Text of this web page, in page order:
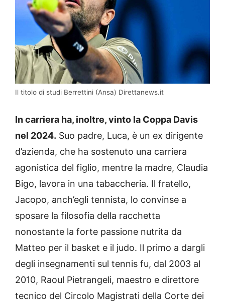
Il titolo di studi Berrettini (Ansa) Direttanews.it
In carriera ha, inoltre, vinto la Coppa Davis
nel 2024. Suo padre, Luca, è un ex dirigente
d’azienda, che ha sostenuto una carriera
agonistica del figlio, mentre la madre, Claudia
Bigo, lavora in una tabaccheria. Il fratello,
Jacopo, anch’egli tennista, lo convinse a
sposare la filosofia della racchetta
nonostante la forte passione nutrita da
Matteo per il basket e il judo. Il primo a dargli
degli insegnamenti sul tennis fu, dal 2003 al
2010, Raoul Pietrangeli, maestro e direttore
tecnico del Circolo Magistrati della Corte dei